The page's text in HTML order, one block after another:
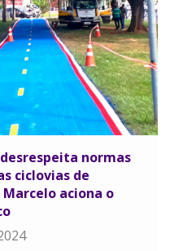
normas
ciclovias de
Marcelo aciona o